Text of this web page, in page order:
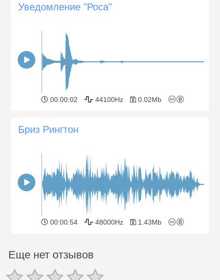
Уведомление "Роса"
00:00:02 44100Hz 0.02Mb
Бриз Рингтон
00:00:54 48000Hz 1.43Mb
Еще нет отзывов